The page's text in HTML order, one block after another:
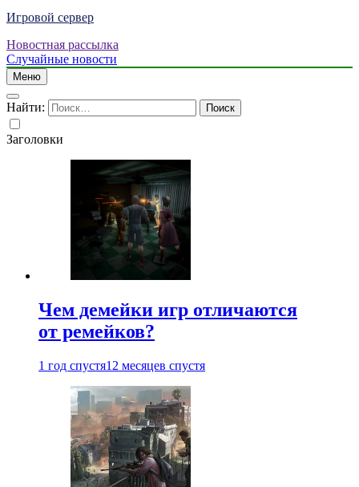
Игровой сервер
Новостная рассылка
Случайные новости
Меню
Найти:
Заголовки
Чем демейки игр отличаются
от ремейков?
1 год спустя12 месяцев спустя